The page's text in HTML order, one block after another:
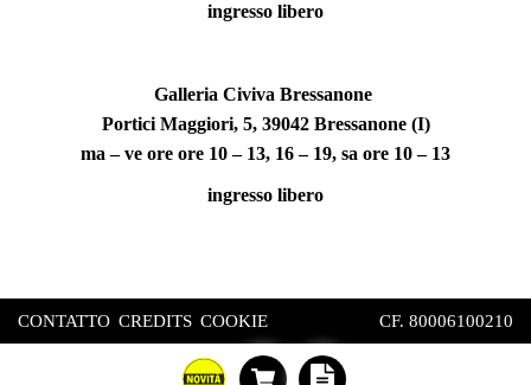
ingresso libero
Galleria Civiva Bressanone
Portici Maggiori, 5, 39042 Bressanone (I)
ma – ve ore ore 10 – 13, 16 – 19, sa ore 10 – 13
ingresso libero
CONTATTO CREDITS COOKIE CF. 80006100210